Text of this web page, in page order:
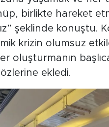
birlikte hareket
şeklinde konuştu.
krizin olumsuz
oluşturmanın
ekledi.